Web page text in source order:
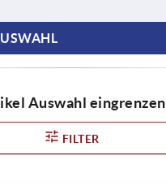
Auswahl eingrenzen
FILTER